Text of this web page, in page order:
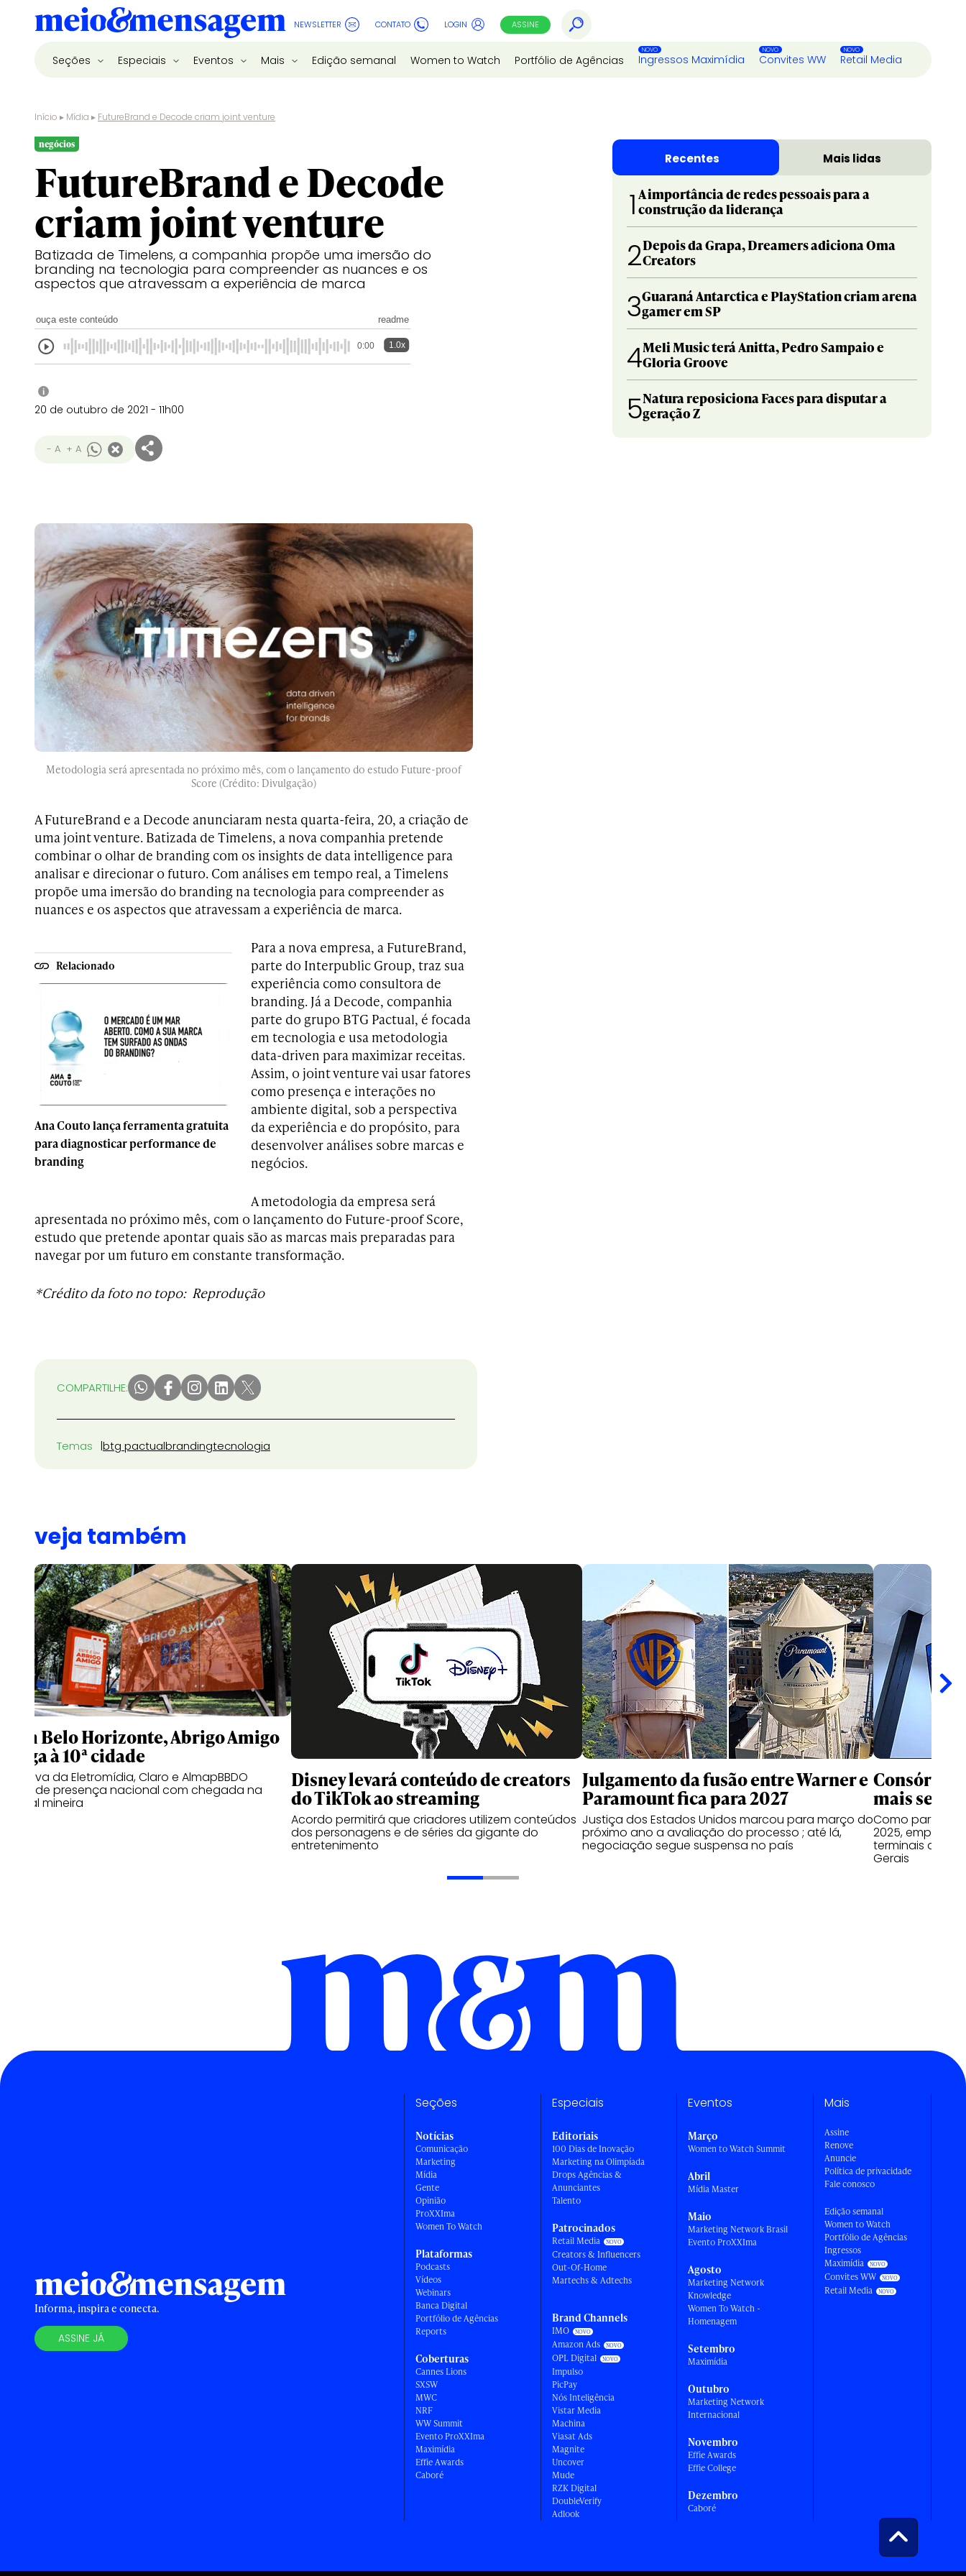
NEWSLETTER CONTATO LOGIN ASSINE
Seções Especiais Eventos Mais Edição semanal Women to Watch Portfólio de Agências Ingressos Maximídia Convites WW Retail Media
Início ▸ Mídia ▸ FutureBrand e Decode criam joint venture
negócios
FutureBrand e Decode
criam joint venture
Batizada de Timelens, a companhia propõe uma imersão do
branding na tecnologia para compreender as nuances e os
aspectos que atravessam a experiência de marca
ouça este conteúdo readme
0:00 1.0x
i
20 de outubro de 2021 - 11h00
- A + A
Metodologia será apresentada no próximo mês, com o lançamento do estudo Future-proof
Score (Crédito: Divulgação)
A FutureBrand e a Decode anunciaram nesta quarta-feira, 20, a criação de
uma joint venture. Batizada de Timelens, a nova companhia pretende
combinar o olhar de branding com os insights de data intelligence para
analisar e direcionar o futuro. Com análises em tempo real, a Timelens
propõe uma imersão do branding na tecnologia para compreender as
nuances e os aspectos que atravessam a experiência de marca.
Relacionado
Ana Couto lança ferramenta gratuita
para diagnosticar performance de
branding
Para a nova empresa, a FutureBrand,
parte do Interpublic Group, traz sua
experiência como consultora de
branding. Já a Decode, companhia
parte do grupo BTG Pactual, é focada
em tecnologia e usa metodologia
data-driven para maximizar receitas.
Assim, o joint venture vai usar fatores
como presença e interações no
ambiente digital, sob a perspectiva
da experiência e do propósito, para
desenvolver análises sobre marcas e
negócios.
A metodologia da empresa será
apresentada no próximo mês, com o lançamento do Future-proof Score,
estudo que pretende apontar quais são as marcas mais preparadas para
navegar por um futuro em constante transformação.
*Crédito da foto no topo: Reprodução
COMPARTILHE:
Temas btg pactualbrandingtecnologia
Recentes Mais lidas
1 A importância de redes pessoais para a
construção da liderança
2Depois da Grapa, Dreamers adiciona Oma
Creators
3Guaraná Antarctica e PlayStation criam arena
gamer em SP
4Meli Music terá Anitta, Pedro Sampaio e
Gloria Groove
5Natura reposiciona Faces para disputar a
geração Z
veja também
Com Belo Horizonte, Abrigo Amigo
chega à 10ª cidade
Iniciativa da Eletromídia, Claro e AlmapBBDO
expande presença nacional com chegada na
capital mineira
Disney levará conteúdo de creators
do TikTok ao streaming
Acordo permitirá que criadores utilizem conteúdos
dos personagens e de séries da gigante do
entretenimento
Julgamento da fusão entre Warner e
Paramount fica para 2027
Justiça dos Estados Unidos marcou para março do
próximo ano a avaliação do processo ; até lá,
negociação segue suspensa no país
Consórcio
mais seis
Como parte do
2025,
terminais do
Gerais
Informa, inspira e conecta.
ASSINE JÁ
Seções
Notícias
Comunicação
Marketing
Mídia
Gente
Opinião
ProXXIma
Women To Watch
Plataformas
Podcasts
Vídeos
Webinars
Banca Digital
Portfólio de Agências
Reports
Coberturas
Cannes Lions
SXSW
MWC
NRF
WW Summit
Evento ProXXIma
Maximídia
Effie Awards
Caboré
Especiais
Editoriais
100 Dias de Inovação
Marketing na Olimpíada
Drops Agências &
Anunciantes
Talento
Patrocinados
Retail Media
Creators & Influencers
Out-Of-Home
Martechs & Adtechs
Brand Channels
IMO
Amazon Ads
OPL Digital
Impulso
PicPay
Nós Inteligência
Vistar Media
Machina
Viasat Ads
Magnite
Uncover
Mude
RZK Digital
DoubleVerify
Adlook
Eventos
Março
Women to Watch Summit
Abril
Mídia Master
Maio
Marketing Network Brasil
Evento ProXXIma
Agosto
Marketing Network
Knowledge
Women To Watch -
Homenagem
Setembro
Maximídia
Outubro
Marketing Network
Internacional
Novembro
Effie Awards
Effie College
Dezembro
Caboré
Mais
Assine
Renove
Anuncie
Política de privacidade
Fale conosco
Edição semanal
Women to Watch
Portfólio de Agências
Ingressos
Maximídia
Convites WW
Retail Media